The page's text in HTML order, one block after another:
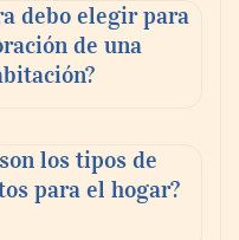
para
debo elegir para
de una
los tipos de
para el hogar?